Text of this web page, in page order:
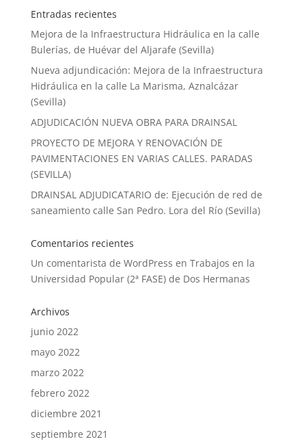
Entradas recientes
Mejora de la Infraestructura Hidráulica en la calle
Bulerías, de Huévar del Aljarafe (Sevilla)
Nueva adjundicación: Mejora de la Infraestructura
Hidráulica en la calle La Marisma, Aznalcázar
(Sevilla)
ADJUDICACIÓN NUEVA OBRA PARA DRAINSAL
PROYECTO DE MEJORA Y RENOVACIÓN DE
PAVIMENTACIONES EN VARIAS CALLES. PARADAS
(SEVILLA)
DRAINSAL ADJUDICATARIO de: Ejecución de red de
saneamiento calle San Pedro. Lora del Río (Sevilla)
Comentarios recientes
Un comentarista de WordPress en Trabajos en la
Universidad Popular (2ª FASE) de Dos Hermanas
Archivos
junio 2022
mayo 2022
marzo 2022
febrero 2022
diciembre 2021
septiembre 2021